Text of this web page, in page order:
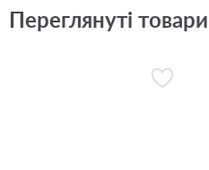
Переглянуті товари